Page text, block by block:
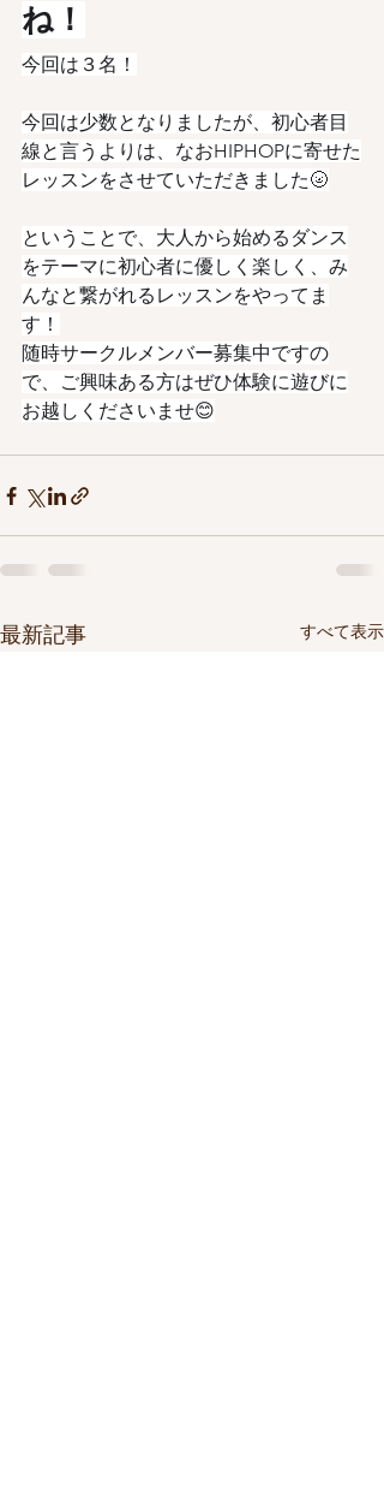
ね！
今回は３名！
今回は少数となりましたが、初心者目
線と言うよりは、なおHIPHOPに寄せた
レッスンをさせていただきました🌝
ということで、大人から始めるダンス
をテーマに初心者に優しく楽しく、み
んなと繋がれるレッスンをやってま
す！
随時サークルメンバー募集中ですの
で、ご興味ある方はぜひ体験に遊びに
お越しくださいませ😊
最新記事 すべて表示